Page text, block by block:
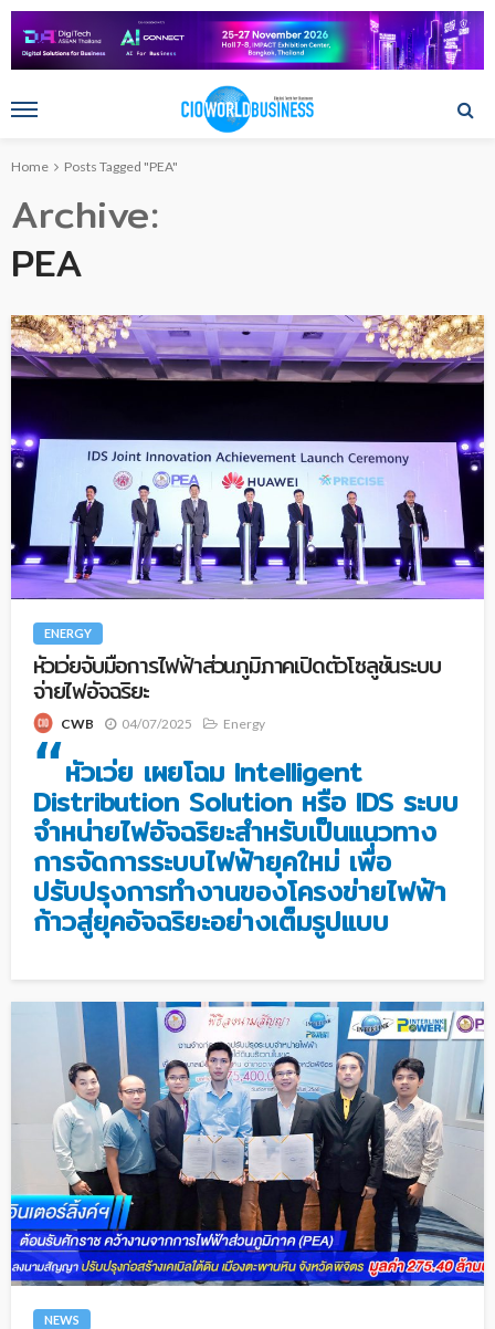
Home Posts Tagged "PEA"
Archive
PEA
ENERGY
หัวเว่ยจับมือการไฟฟ้าส่วนภูมิภาคเปิดตัวโซลูชันระบบ
จ่ายไฟอัจฉริยะ
CWB 04/07/2025 Energy
“หัวเว่ย เผยโฉม Intelligent
Distribution Solution หรือ IDS ระบบ
จำหน่ายไฟอัจฉริยะสำหรับเป็นแนวทาง
การจัดการระบบไฟฟ้ายุคใหม่ เพื่อ
ปรับปรุงการทำงานของโครงข่ายไฟฟ้า
ก้าวสู่ยุคอัจฉริยะอย่างเต็มรูปแบบ
NEWS